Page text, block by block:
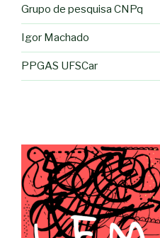
Grupo de pesquisa CNPq
Igor Machado
PPGAS UFSCar